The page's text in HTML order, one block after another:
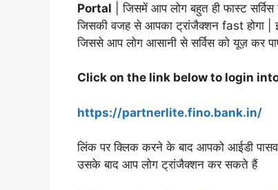
Portal | जिसमें आप लोग बहुत ही फास्ट
जिसकी वजह से आपका ट्रांजैक्शन fast होगा |
जिससे आप लोग आसानी से सर्विस को यूज़ कर
Click on the link below to login
https://partnerlite.fino.bank.in/
लिंक पर क्लिक करने के बाद आपको आईडी
उसके बाद आप लोग ट्रांजैक्शन कर सकते हैं